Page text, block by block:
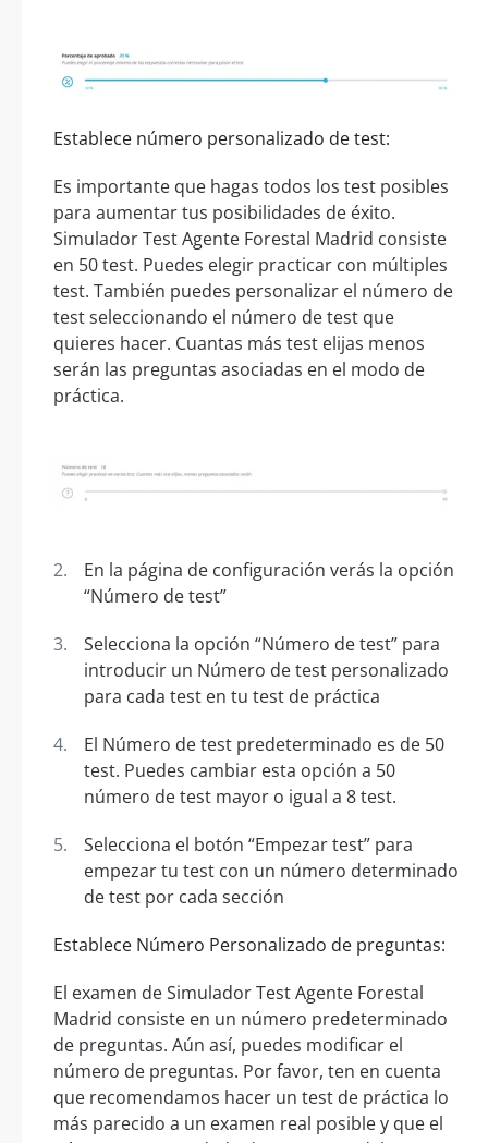
Establece número personalizado de test:
Es importante que hagas todos los test posibles
para aumentar tus posibilidades de éxito.
Simulador Test Agente Forestal Madrid consiste
en 50 test. Puedes elegir practicar con múltiples
test. También puedes personalizar el número de
test seleccionando el número de test que
quieres hacer. Cuantas más test elijas menos
serán las preguntas asociadas en el modo de
práctica.
En la página de configuración verás la opción
“Número de test”
Selecciona la opción “Número de test” para
introducir un Número de test personalizado
para cada test en tu test de práctica
El Número de test predeterminado es de 50
test. Puedes cambiar esta opción a 50
número de test mayor o igual a 8 test.
Selecciona el botón “Empezar test” para
empezar tu test con un número determinado
de test por cada sección
Establece Número Personalizado de preguntas:
El examen de Simulador Test Agente Forestal
Madrid consiste en un número predeterminado
de preguntas. Aún así, puedes modificar el
número de preguntas. Por favor, ten en cuenta
que recomendamos hacer un test de práctica lo
más parecido a un examen real posible y que el